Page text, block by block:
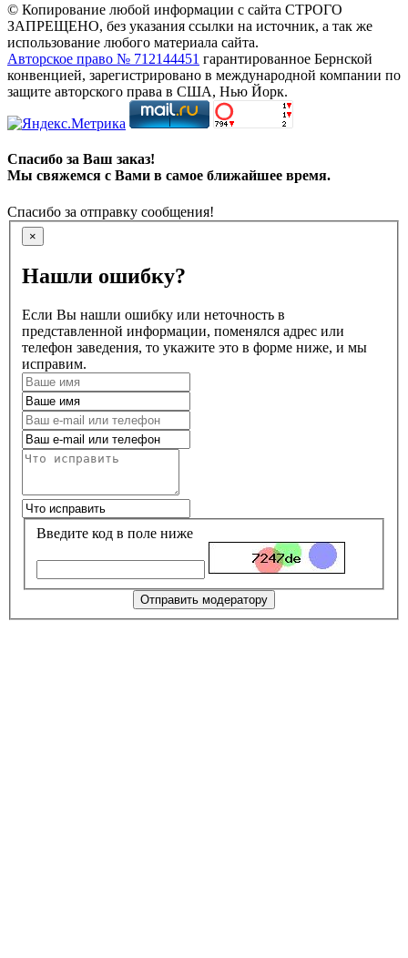
© Копирование любой информации с сайта СТРОГО
ЗАПРЕЩЕНО, без указания ссылки на источник, а так же
использование любого материала сайта.
Авторское право № 712144451 гарантированное Бернской
конвенцией, зарегистрировано в международной компании по
защите авторского права в США, Нью Йорк.
Спасибо за Ваш заказ!
Мы свяжемся с Вами в самое ближайшее время.
Спасибо за отправку сообщения!
×
Нашли ошибку?
Если Вы нашли ошибку или неточность в
представленной информации, поменялся адрес или
телефон заведения, то укажите это в форме ниже, и мы
исправим.
Введите код в поле ниже
Отправить модератору